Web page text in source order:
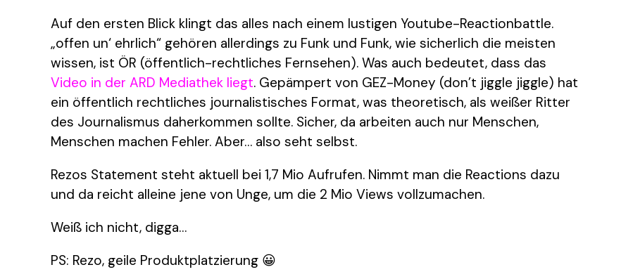
Auf den ersten Blick klingt das alles nach einem lustigen Youtube-Reactionbattle.
„offen un‘ ehrlich“ gehören allerdings zu Funk und Funk, wie sicherlich die meisten
wissen, ist ÖR (öffentlich-rechtliches Fernsehen). Was auch bedeutet, dass das
Video in der ARD Mediathek liegt. Gepämpert von GEZ-Money (don’t jiggle jiggle) hat
ein öffentlich rechtliches journalistisches Format, was theoretisch, als weißer Ritter
des Journalismus daherkommen sollte. Sicher, da arbeiten auch nur Menschen,
Menschen machen Fehler. Aber… also seht selbst.
Rezos Statement steht aktuell bei 1,7 Mio Aufrufen. Nimmt man die Reactions dazu
und da reicht alleine jene von Unge, um die 2 Mio Views vollzumachen.
Weiß ich nicht, digga…
PS: Rezo, geile Produktplatzierung 😀